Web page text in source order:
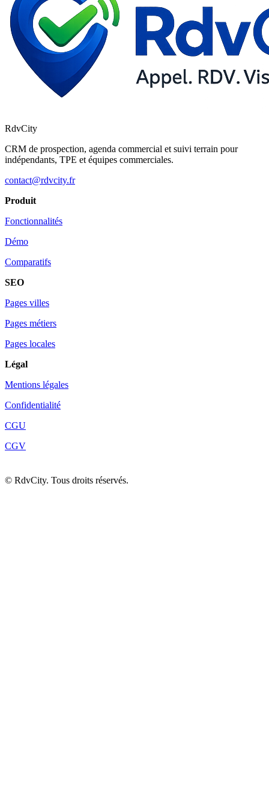
RdvCity
CRM de prospection, agenda commercial et suivi terrain pour
indépendants, TPE et équipes commerciales.
contact@rdvcity.fr
Produit
Fonctionnalités
Démo
Comparatifs
SEO
Pages villes
Pages métiers
Pages locales
Légal
Mentions légales
Confidentialité
CGU
CGV
© RdvCity. Tous droits réservés.